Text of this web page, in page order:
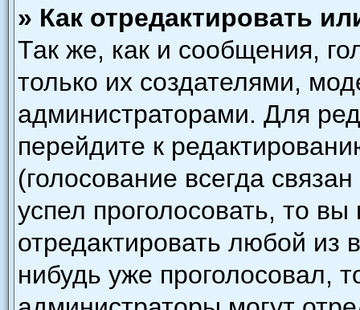
» Как отредактировать
Так же, как и сообщения,
только их создателями,
администраторами. Для
перейдите к
(голосование всегда
успел проголосовать, то
отредактировать любой из
нибудь уже проголосовал,